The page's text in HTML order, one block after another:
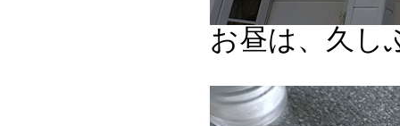
お昼は、久し